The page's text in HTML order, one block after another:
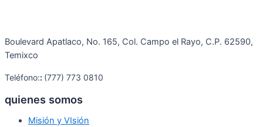
Boulevard Apatlaco, No. 165, Col. Campo el Rayo, C.P. 62590,
Temixco
Teléfono:: (777) 773 0810
quienes somos
Misión y VIsión